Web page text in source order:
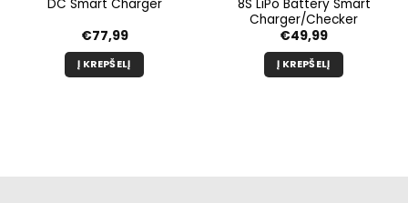
DC Smart Charger
€77,99
Į KREPŠELĮ
8S LiPo Battery Smart
Charger/Checker
€49,99
Į KREPŠELĮ